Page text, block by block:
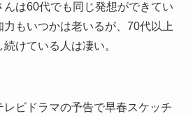
んは60代でも同じ発想ができてい
もいつかは老いるが、70代以上
けている人は凄い。
ビドラマの予告で早春スケッチ